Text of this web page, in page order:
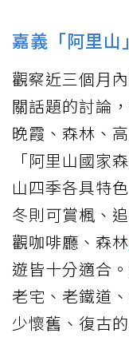
嘉義「阿里山
觀察近三個月
關話題的討論
晚霞、森林、
「阿里山國家
山四季各具特
冬則可賞楓、
觀咖啡廳、森林
遊皆十分適合
老宅、老鐵道
少懷舊、復古